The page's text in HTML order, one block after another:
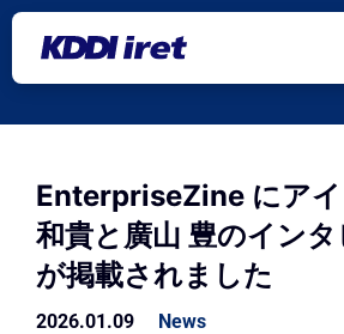
メインコンテンツにスキップ
EnterpriseZine にア
和貴と廣山 豊のイン
が掲載されました
2026.01.09 News